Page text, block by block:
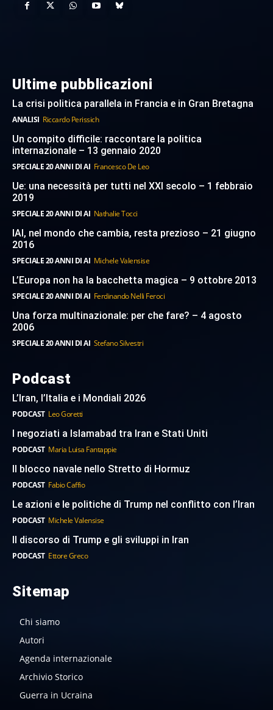
Ultime pubblicazioni
La crisi politica parallela in Francia e in Gran Bretagna
ANALISI Riccardo Perissich
Un compito difficile: raccontare la politica
internazionale – 13 gennaio 2020
SPECIALE 20 ANNI DI AI Francesco De Leo
Ue: una necessità per tutti nel XXI secolo – 1 febbraio
2019
SPECIALE 20 ANNI DI AI Nathalie Tocci
IAI, nel mondo che cambia, resta prezioso – 21 giugno
2016
SPECIALE 20 ANNI DI AI Michele Valensise
L’Europa non ha la bacchetta magica – 9 ottobre 2013
SPECIALE 20 ANNI DI AI Ferdinando Nelli Feroci
Una forza multinazionale: per che fare? – 4 agosto
2006
SPECIALE 20 ANNI DI AI Stefano Silvestri
Podcast
L’Iran, l’Italia e i Mondiali 2026
PODCAST Leo Goretti
I negoziati a Islamabad tra Iran e Stati Uniti
PODCAST Maria Luisa Fantappie
Il blocco navale nello Stretto di Hormuz
PODCAST Fabio Caffio
Le azioni e le politiche di Trump nel conflitto con l’Iran
PODCAST Michele Valensise
Il discorso di Trump e gli sviluppi in Iran
PODCAST Ettore Greco
Sitemap
Chi siamo
Autori
Agenda internazionale
Archivio Storico
Guerra in Ucraina